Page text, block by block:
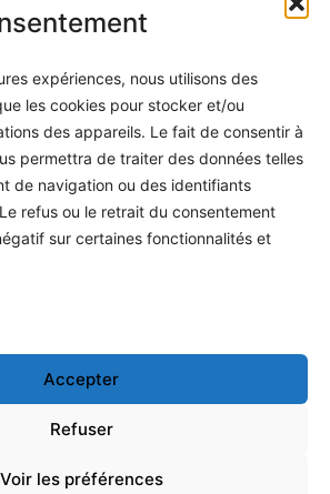
expériences, nous utilisons des
les cookies pour stocker et/ou
des appareils. Le fait de consentir à
permettra de traiter des données telles
de navigation ou des identifiants
refus ou le retrait du consentement
sur certaines fonctionnalités et
Accepter
Refuser
Voir les préférences
de vente